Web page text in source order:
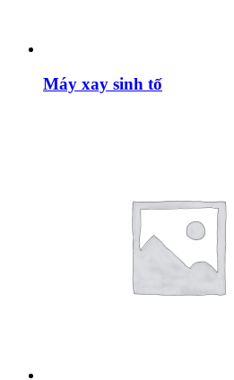
Máy xay sinh tố